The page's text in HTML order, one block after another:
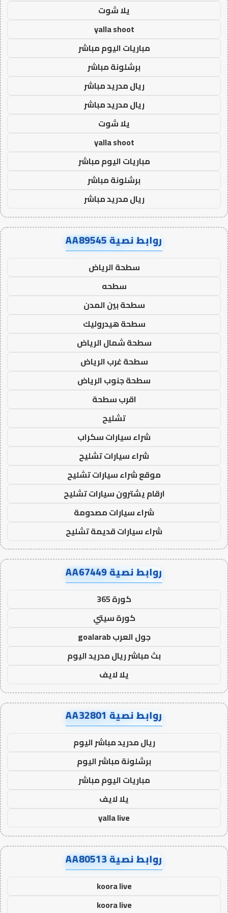
يلا شوت
yalla shoot
مباريات اليوم مباشر
برشلونة مباشر
ريال مدريد مباشر
ريال مدريد مباشر
يلا شوت
yalla shoot
مباريات اليوم مباشر
برشلونة مباشر
ريال مدريد مباشر
روابط نصية AA89545
سطحة الرياض
سطحه
سطحة بين المدن
سطحة هيدروليك
سطحة شمال الرياض
سطحة غرب الرياض
سطحة جنوب الرياض
اقرب سطحة
تشليح
شراء سيارات سكراب
شراء سيارات تشليح
موقع شراء سيارات تشليح
ارقام يشترون سيارات تشليح
شراء سيارات مصدومة
شراء سيارات قديمة تشليح
روابط نصية AA67449
كورة 365
كورة سيتي
جول العرب goalarab
بث مباشر ريال مدريد اليوم
يلا لايف
روابط نصية AA32801
ريال مدريد مباشر اليوم
برشلونة مباشر اليوم
مباريات اليوم مباشر
يلا لايف
yalla live
روابط نصية AA80513
koora live
koora live